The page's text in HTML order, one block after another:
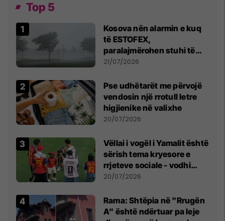
Top 5
Kosova nën alarmin e kuq
të ESTOFEX,
paralajmërohen stuhi të
fuqishme me breshër dhe
21/07/2026
Pse udhëtarët me përvojë
vendosin një rrotull letre
higjienike në valixhe
20/07/2026
Vëllai i vogël i Yamalit është
sërish tema kryesore e
rrjeteve sociale - vodhi
vëmendjen pas finales së
20/07/2026
Rama: Shtëpia në "Rrugën
A" është ndërtuar pa leje